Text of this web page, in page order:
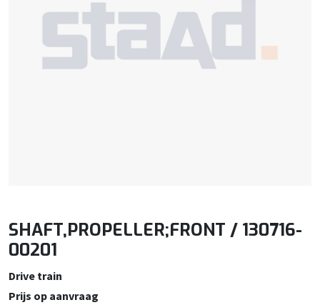
SHAFT,PROPELLER;FRONT / 130716-
00201
Drive train
Prijs op aanvraag